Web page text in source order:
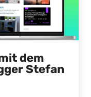
dem
Stefan